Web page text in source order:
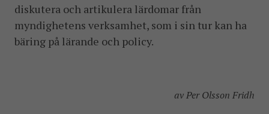
diskutera och artikulera lärdomar från
myndighetens verksamhet, som i sin tur kan ha
bäring på lärande och policy.
av Per Olsson Fridh